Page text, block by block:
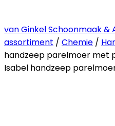
van Ginkel Schoonmaak &
assortiment / Chemie /
handzeep parelmoer met
Isabel handzeep